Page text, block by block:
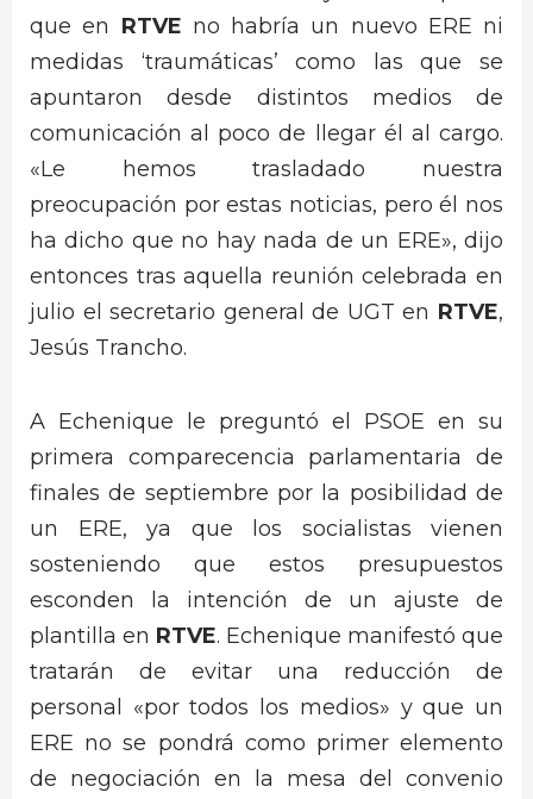
que en RTVE no habría un nuevo ERE ni
medidas ‘traumáticas’ como las que se
apuntaron desde distintos medios de
comunicación al poco de llegar él al cargo.
«Le hemos trasladado nuestra
preocupación por estas noticias, pero él nos
ha dicho que no hay nada de un ERE», dijo
entonces tras aquella reunión celebrada en
julio el secretario general de UGT en RTVE,
Jesús Trancho.
A Echenique le preguntó el PSOE en su
primera comparecencia parlamentaria de
finales de septiembre por la posibilidad de
un ERE, ya que los socialistas vienen
sosteniendo que estos presupuestos
esconden la intención de un ajuste de
plantilla en RTVE. Echenique manifestó que
tratarán de evitar una reducción de
personal «por todos los medios» y que un
ERE no se pondrá como primer elemento
de negociación en la mesa del convenio